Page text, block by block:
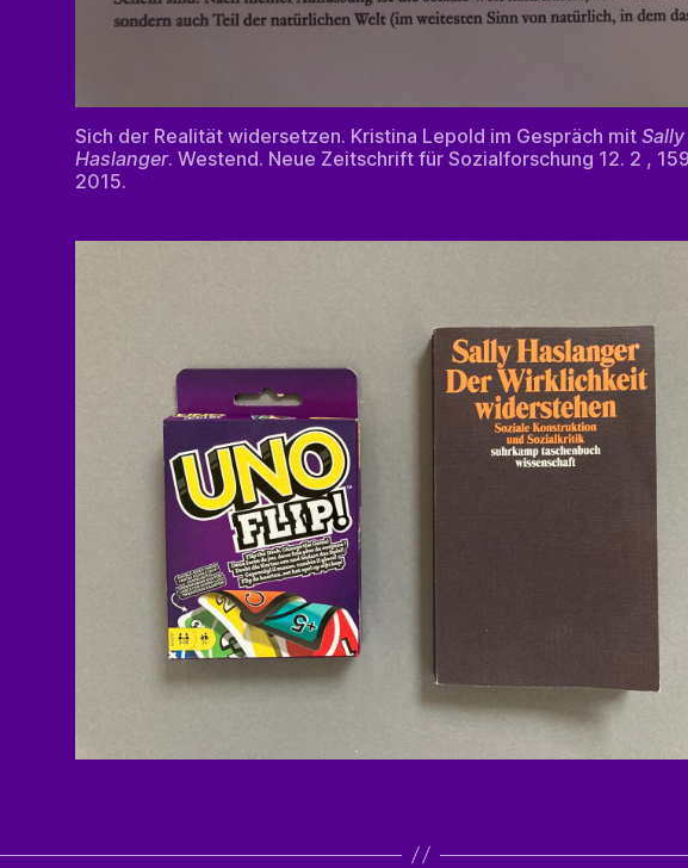
Sich der Realität widersetzen. Kristina Lepold im Gespräch mit Sally
Haslanger. Westend. Neue Zeitschrift für Sozialforschung 12. 2 ,
2015.